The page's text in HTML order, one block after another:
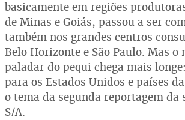
basicamente em regiões
de Minas e Goiás, passou a ser
também nos grandes centros
Belo Horizonte e São Paulo. Mas o
paladar do pequi chega mais
para os Estados Unidos e países
o tema da segunda reportagem da
S/A.